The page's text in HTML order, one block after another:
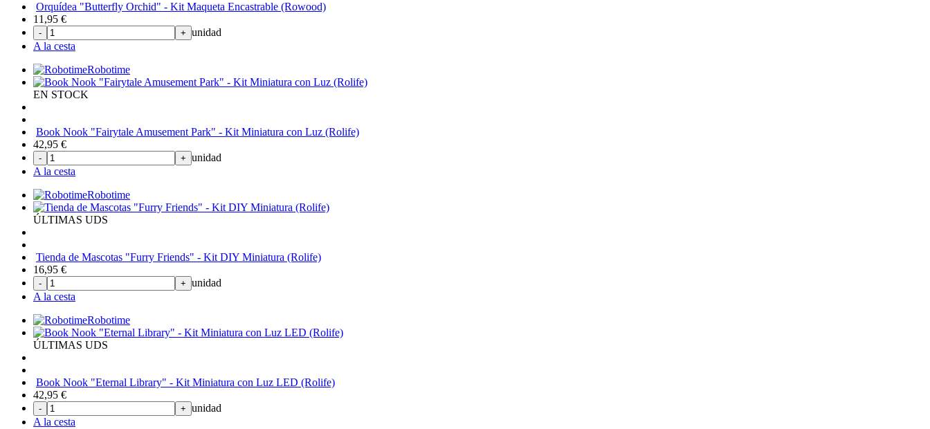
Orquídea "Butterfly Orchid" - Kit Maqueta Encastrable (Rowood)
11,95 €
- + unidad
A la cesta
Robotime
EN STOCK
Book Nook "Fairytale Amusement Park" - Kit Miniatura con Luz (Rolife)
42,95 €
- + unidad
A la cesta
Robotime
ÚLTIMAS UDS
Tienda de Mascotas "Furry Friends" - Kit DIY Miniatura (Rolife)
16,95 €
- + unidad
A la cesta
Robotime
ÚLTIMAS UDS
Book Nook "Eternal Library" - Kit Miniatura con Luz LED (Rolife)
42,95 €
- + unidad
A la cesta